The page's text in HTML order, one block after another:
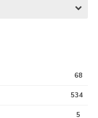
68
534
5